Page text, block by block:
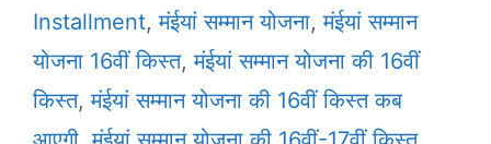
Installment,मंईयां सम्मान योजना,मंईयां सम्मान
योजना 16वीं किस्त,मंईयां सम्मान योजना की 16वीं
किस्त,मंईयां सम्मान योजना की 16वीं किस्त कब